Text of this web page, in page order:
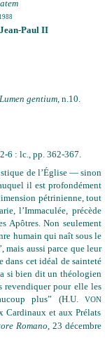
Paul II
Lumen gentium , n.10.
6 : lc., pp. 362-367.
de l’Église — sinon
il est profondément
pétrinienne, tout
l’Immaculée, précède
Apôtres. Non seulement
humain qui naît sous le
mais aussi parce que leur
dans cet idéal de sainteté
si bien dit un théologien
revendiquer pour elle les
plus” (H.U.
VON
et aux Prélats
Romano, 23 décembre